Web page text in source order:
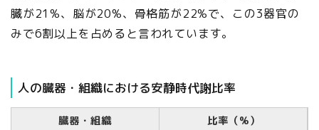
臓が21%、脳が20%、骨格筋が22%で、この3器官の
みで6割以上を占めると言われています。
人の臓器・組織における安静時代謝比率
臓器・組織
比率（%）